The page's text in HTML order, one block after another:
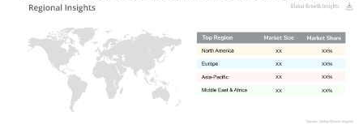
XX%
XX
XX%
XX
XX%
XX
XX%
XX